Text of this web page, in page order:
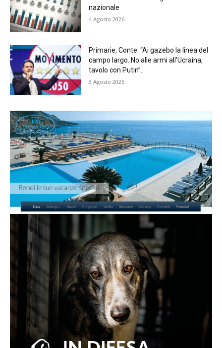
nazionale
4 Agosto 2026
Primarie, Conte: “Ai gazebo la linea del
campo largo. No alle armi all’Ucraina,
tavolo con Putin”.
3 Agosto 2026